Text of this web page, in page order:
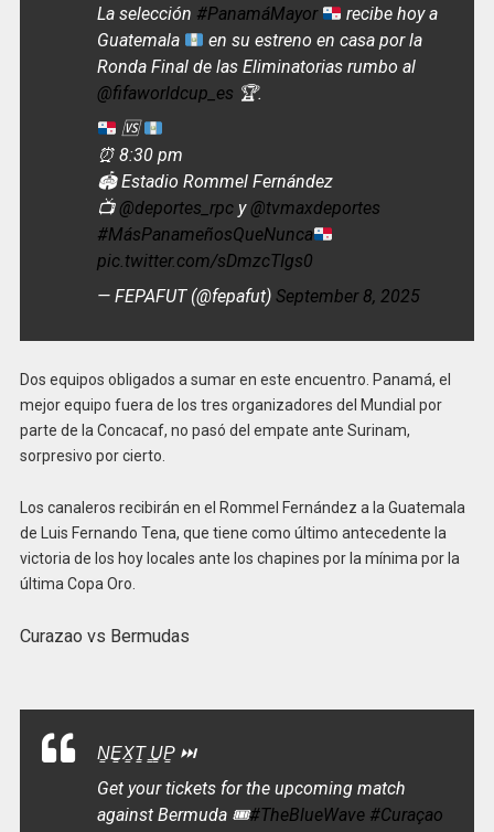
La selección #PanamáMayor
recibe hoy a
Guatemala
en su estreno en casa por la
Ronda Final de las Eliminatorias rumbo al
@fifaworldcup_es 🏆.
🆚
⏰ 8:30 pm
🏟️ Estadio Rommel Fernández
📺 @deportes_rpcy @tvmaxdeportes
#MásPanameñosQueNunca
pic.twitter.com/sDmzcTIgs0
— FEPAFUT (@fepafut) September 8, 2025
Dos equipos obligados a sumar en este encuentro. Panamá, el
mejor equipo fuera de los tres organizadores del Mundial por
parte de la Concacaf, no pasó del empate ante Surinam,
sorpresivo por cierto.
Los canaleros recibirán en el Rommel Fernández a la Guatemala
de Luis Fernando Tena, que tiene como último antecedente la
victoria de los hoy locales ante los chapines por la mínima por la
última Copa Oro.
Curazao vs Bermudas
N̳E̳X̳T̳ ̳U̳P̳ ⏭️
Get your tickets for the upcoming match
against Bermuda 🎟️#TheBlueWave #Curaçao